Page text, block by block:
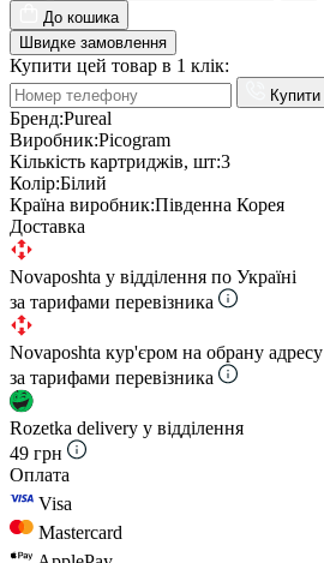
До кошика
Швидке замовлення
Купити цей товар в 1 клік:
Купити
Бренд:Pureal
Виробник:Picogram
Кількість картриджів, шт:3
Колір:Білий
Країна виробник:Південна Корея
Доставка
Novaposhta у відділення по Україні
за тарифами перевізника
Novaposhta кур'єром на обрану адресу
за тарифами перевізника
Rozetka delivery у відділення
49 грн
Оплата
Visa
Mastercard